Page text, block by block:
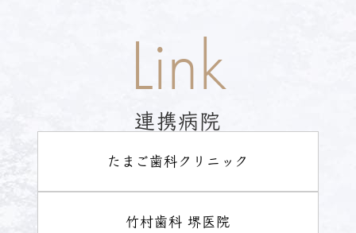
Link
連携病院
たまご歯科クリニック
竹村歯科 堺医院